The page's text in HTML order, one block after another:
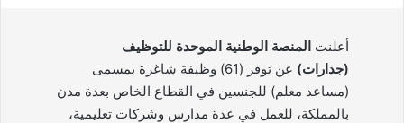
أعلنت المنصة الوطنية الموحدة للتوظيف
(جدارات)
عن توفر (61) وظيفة شاغرة بمسمى
(مساعد معلم) للجنسين في القطاع الخاص بعدة مدن
بالمملكة، للعمل في عدة مدارس وشركات تعليمية،